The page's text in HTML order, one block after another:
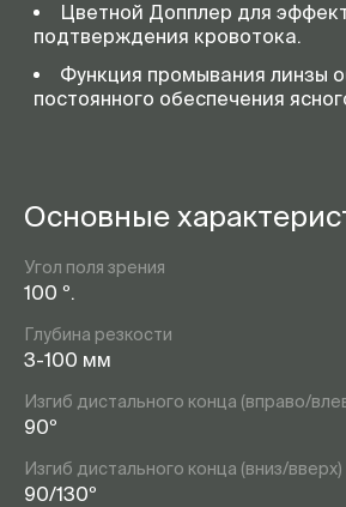
Цветной Допплер для
подтверждения кровотока.
Функция промывания линзы
постоянного обеспечения
Основные
Угол поля зрения
100 º.
Глубина резкости
3-100 мм
Изгиб дистального конца (вправо/
90º
Изгиб дистального конца (вниз/вверх)
90/130º